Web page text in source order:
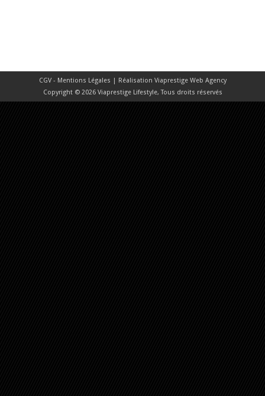
CGV - Mentions Légales | Réalisation Viaprestige Web Agency
Copyright © 2026 Viaprestige Lifestyle, Tous droits réservés